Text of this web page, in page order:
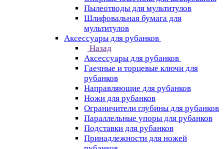
Пылеотводы для мультитулов
Шлифовальная бумага для
мультитулов
Аксессуары для рубанков
Назад
Аксессуары для рубанков
Гаечные и торцевые ключи для
рубанков
Направляющие для рубанков
Ножи для рубанков
Ограничители глубины для рубанков
Параллельные упоры для рубанков
Подставки для рубанков
Принадлежности для ножей